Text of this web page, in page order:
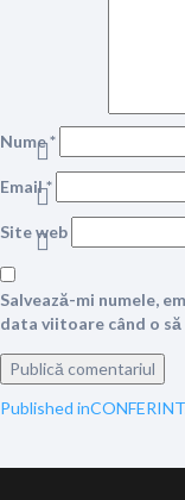
Nume*
Email*
Site web
Salvează-mi numele,
data viitoare când o să
Navigare
Published in